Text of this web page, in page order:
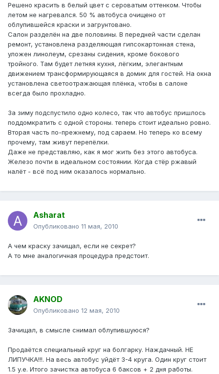
Решено красить в белый цвет с сероватым оттенком. Чтобы
летом не нагревался. 50 % автобуса очищено от
облупившейся краски и загрунтовано.
Салон разделён на две половины. В передней части сделан
ремонт, установлена разделяющая гипсокартонная стена,
уложен линолеум, срезаны сидения, кроме бокового
тройного. Там будет летняя кухня, лёгким, элегантным
движением трансформирующаяся в домик для гостей. На окна
установлена светоотражающая плёнка, чтобы в салоне
всегда было прохладно.
За зиму подспустило одно колесо, так что автобус пришлось
поддомкратить с одной стороны. теперь стоит идеально ровно.
Вторая часть по-прежнему, под сараем. Но теперь ко всему
прочему, там живут перепёлки.
Даже не представляю, как я мог жить без этого автобуса.
Железо почти в идеальном состоянии. Когда стёр ржавый
налёт - всё под ним оказалось нормально.
Asharat
Опубликовано 11 мая, 2010
А чем краску зачищал, если не секрет?
А то мне аналогичная процедура предстоит.
AKNOD
Опубликовано 12 мая, 2010
Зачищал, в смысле снимал облупившуюся?
Продаётся специальный круг на болгарку. Наждачный. НЕ
ЛИПУЧКА!!!. На весь автобус уйдёт 3-4 круга. Один круг стоит
1.5 у.е. Итого зачистка автобуса 6 баксов + 2 дня работы.